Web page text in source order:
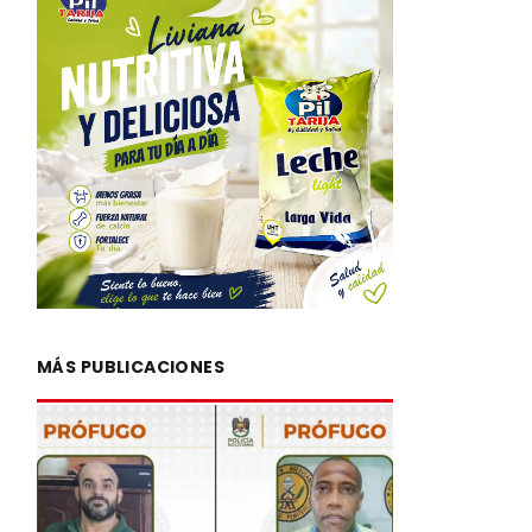
MÁS PUBLICACIONES